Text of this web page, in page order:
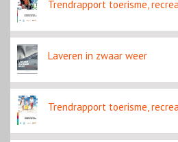
Trendrapport toerisme,
Laveren in zwaar weer
Trendrapport toerisme,